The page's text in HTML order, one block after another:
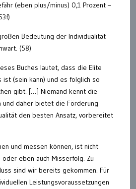
(eben plus/minus) 0,1 Prozent –
Bedeutung der Individualität
(58)
Buches lautet, dass die Elite
ist (sein kann) und es folglich so
gibt. […] Niemand kennt die
und daher bietet die Förderung
den besten Ansatz, vorbereitet
und messen können, ist nicht
eben auch Misserfolg. Zu
sind wir bereits gekommen. Für
Leistungsvoraussetzungen